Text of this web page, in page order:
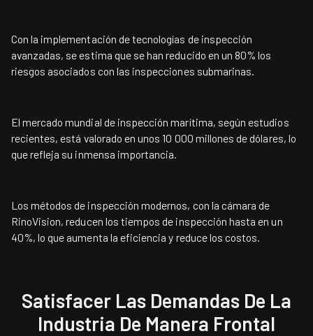
Con la implementación de tecnologías de inspección
avanzadas, se estima que se han reducido en un 80% los
riesgos asociados con las inspecciones submarinas.
El mercado mundial de inspección marítima, según estudios
recientes, está valorado en unos 10 000 millones de dólares, lo
que refleja su inmensa importancia.
Los métodos de inspección modernos, con la cámara de
RinoVision, reducen los tiempos de inspección hasta en un
40%, lo que aumenta la eficiencia y reduce los costos.
Satisfacer Las Demandas De La
Industria De Manera Frontal